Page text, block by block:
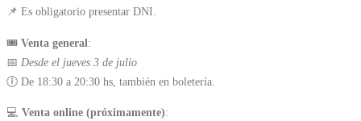
📌 Es obligatorio presentar DNI.
🎟️ Venta general:
📅 Desde el jueves 3 de julio
🕕 De 18:30 a 20:30 hs, también en boletería.
💻 Venta online (próximamente):